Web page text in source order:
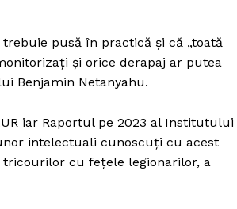
pusă în practică și că „toată
și orice derapaj ar putea
Benjamin Netanyahu.
iar Raportul pe 2023 al Institutului
intelectuali cunoscuți cu acest
cu fețele legionarilor, a